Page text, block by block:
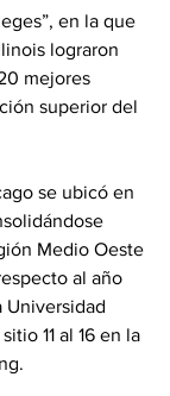
en la que
lograron
mejores
superior del
se ubicó en
Medio Oeste
al año
Universidad
11 al 16 en la